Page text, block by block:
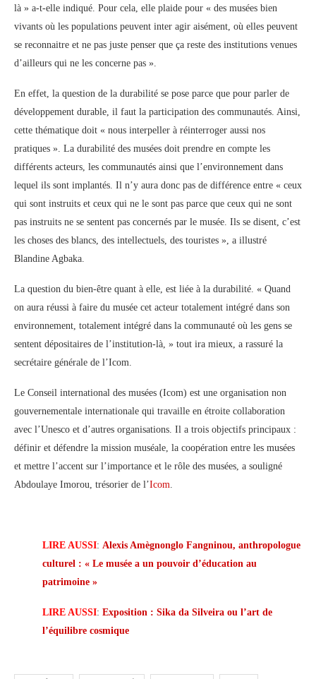
là » a-t-elle indiqué. Pour cela, elle plaide pour « des musées bien
vivants où les populations peuvent inter agir aisément, où elles peuvent
se reconnaitre et ne pas juste penser que ça reste des institutions venues
d’ailleurs qui ne les concerne pas ».
En effet, la question de la durabilité se pose parce que pour parler de
développement durable, il faut la participation des communautés. Ainsi,
cette thématique doit « nous interpeller à réinterroger aussi nos
pratiques ». La durabilité des musées doit prendre en compte les
différents acteurs, les communautés ainsi que l’environnement dans
lequel ils sont implantés. Il n’y aura donc pas de différence entre « ceux
qui sont instruits et ceux qui ne le sont pas parce que ceux qui ne sont
pas instruits ne se sentent pas concernés par le musée. Ils se disent, c’est
les choses des blancs, des intellectuels, des touristes », a illustré
Blandine Agbaka.
La question du bien-être quant à elle, est liée à la durabilité. « Quand
on aura réussi à faire du musée cet acteur totalement intégré dans son
environnement, totalement intégré dans la communauté où les gens se
sentent dépositaires de l’institution-là, » tout ira mieux, a rassuré la
secrétaire générale de l’Icom.
Le Conseil international des musées (Icom) est une organisation non
gouvernementale internationale qui travaille en étroite collaboration
avec l’Unesco et d’autres organisations. Il a trois objectifs principaux :
définir et défendre la mission muséale, la coopération entre les musées
et mettre l’accent sur l’importance et le rôle des musées, a souligné
Abdoulaye Imorou, trésorier de l’Icom.
LIRE AUSSI: Alexis Amègnonglo Fangninou, anthropologue
culturel : « Le musée a un pouvoir d’éducation au
patrimoine »
LIRE AUSSI: Exposition : Sika da Silveira ou l’art de
l’équilibre cosmique